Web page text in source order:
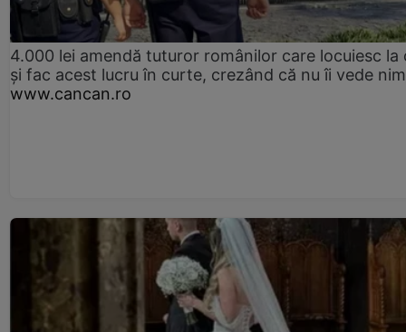
4.000 lei amendă tuturor românilor care locuiesc la
și fac acest lucru în curte, crezând că nu îi vede
www.cancan.ro